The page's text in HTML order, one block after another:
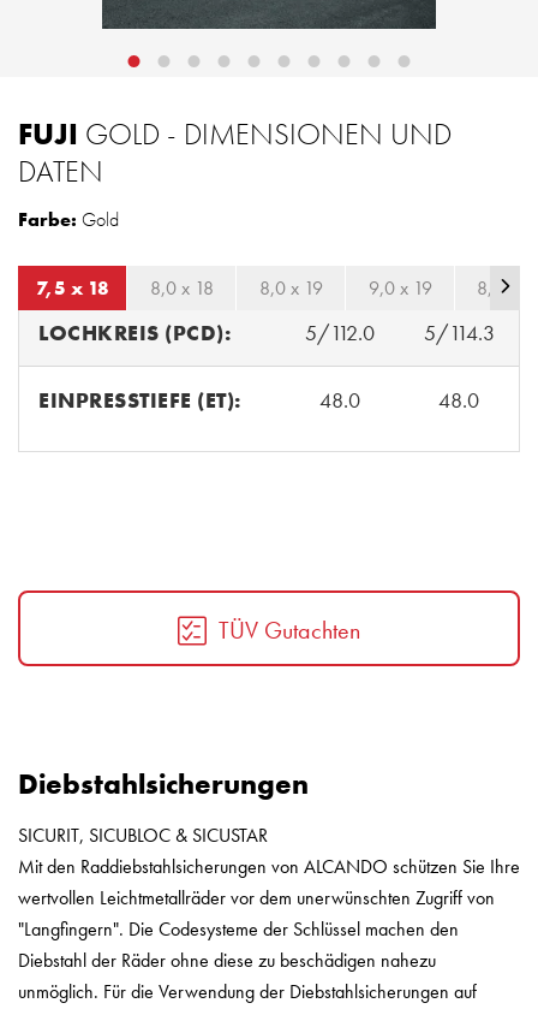
FUJI GOLD - DIMENSIONEN UND
DATEN
Farbe: Gold
7,5 x 18 8,0 x 18 8,0 x 19 9,0 x 19 8,0 x
LOCHKREIS (PCD): 5/112.0 5/114.3
EINPRESSTIEFE (ET): 48.0 48.0
TÜV Gutachten
Diebstahlsicherungen
SICURIT, SICUBLOC & SICUSTAR
Mit den Raddiebstahlsicherungen von ALCANDO schützen Sie Ihre
wertvollen Leichtmetallräder vor dem unerwünschten Zugriff von
"Langfingern". Die Codesysteme der Schlüssel machen den
Diebstahl der Räder ohne diese zu beschädigen nahezu
unmöglich. Für die Verwendung der Diebstahlsicherungen auf